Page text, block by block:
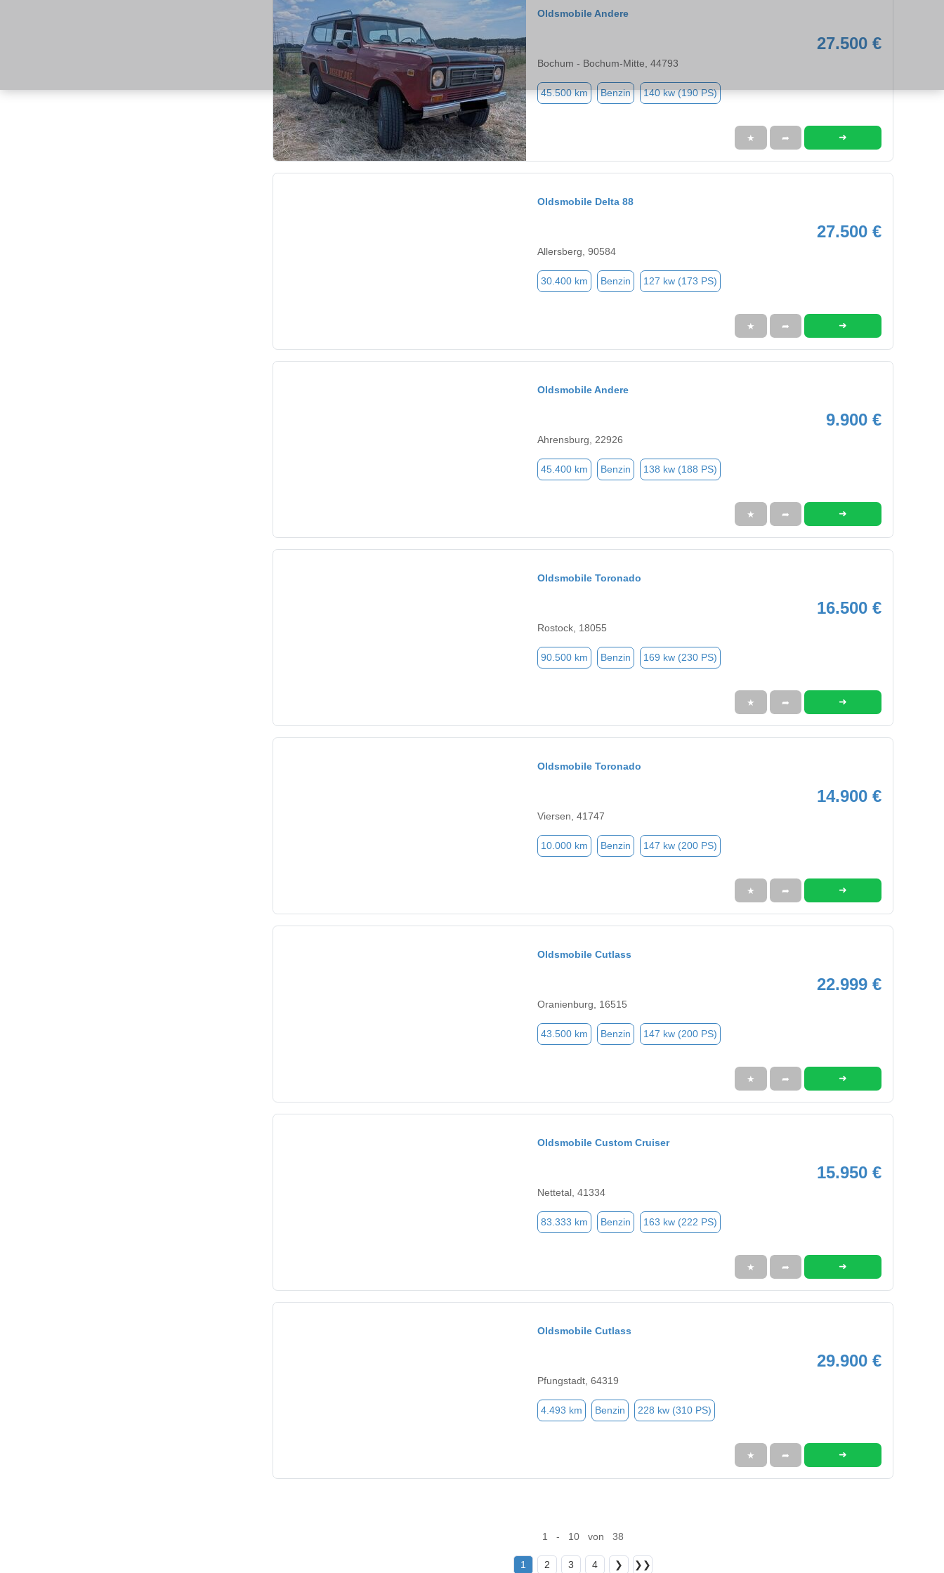
Oldsmobile Andere
27.500 €
Bochum - Bochum-Mitte, 44793
45.500 km Benzin 140 kw (190 PS)
★ ➦ ➜
Oldsmobile Delta 88
27.500 €
Allersberg, 90584
30.400 km Benzin 127 kw (173 PS)
★ ➦ ➜
Oldsmobile Andere
9.900 €
Ahrensburg, 22926
45.400 km Benzin 138 kw (188 PS)
★ ➦ ➜
Oldsmobile Toronado
16.500 €
Rostock, 18055
90.500 km Benzin 169 kw (230 PS)
★ ➦ ➜
Oldsmobile Toronado
14.900 €
Viersen, 41747
10.000 km Benzin 147 kw (200 PS)
★ ➦ ➜
Oldsmobile Cutlass
22.999 €
Oranienburg, 16515
43.500 km Benzin 147 kw (200 PS)
★ ➦ ➜
Oldsmobile Custom Cruiser
15.950 €
Nettetal, 41334
83.333 km Benzin 163 kw (222 PS)
★ ➦ ➜
Oldsmobile Cutlass
29.900 €
Pfungstadt, 64319
4.493 km Benzin 228 kw (310 PS)
★ ➦ ➜
1 - 10 von 38
1 2 3 4 ❯ ❯❯